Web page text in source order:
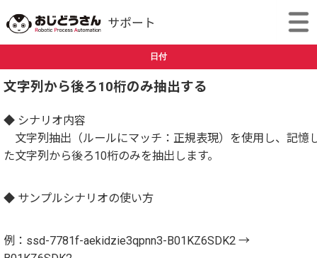
日付
文字列から後ろ10桁のみ抽出する
◆ シナリオ内容
文字列抽出（ルールにマッチ：正規表現）を使用し、記憶
た文字列から後ろ10桁のみを抽出します。
◆ サンプルシナリオの使い方
例：ssd-7781f-aekidzie3qpnn3-B01KZ6SDK2 →